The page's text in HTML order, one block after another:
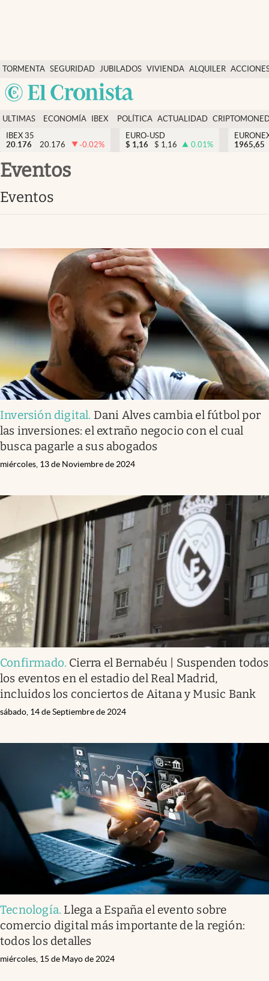
TORMENTA SEGURIDAD
SOCIAL
JUBILADOS VIVIENDA ALQUILER
USA
Economía y finanzas
Política
Actualidad
Criptomonedas
España
ULTIMAS
NOTICIAS
ECONOMÍA
FINANZAS
IBEX
EURO
POLÍTICA ACTUALIDAD
IBEX 35
20.176
20.176 -0.02%
EURO-USD
$ 1,16 $ 1,16 0.01%
1965,65
eventos
eventos
Inversión digital. Dani Alves cambia el fútbol por
las inversiones: el extraño negocio con el cual
busca pagarle a sus abogados
miércoles, 13 de Noviembre de 2024
Confirmado. Cierra el Bernabéu | Suspenden todos
los eventos en el estadio del Real Madrid,
incluidos los conciertos de Aitana y Music Bank
sábado, 14 de Septiembre de 2024
Tecnología. Llega a España el evento sobre
comercio digital más importante de la región:
todos los detalles
miércoles, 15 de Mayo de 2024